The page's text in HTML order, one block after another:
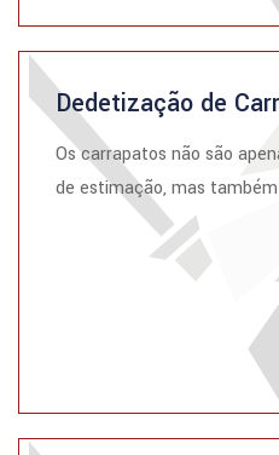
Dedetização de
Os carrapatos não são
de estimação, mas também